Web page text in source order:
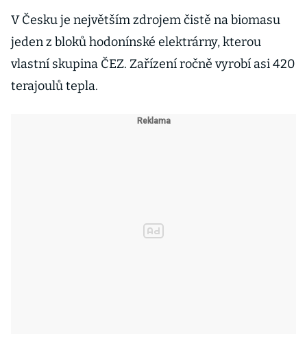
V Česku je největším zdrojem čistě na biomasu
jeden z bloků hodonínské elektrárny, kterou
vlastní skupina ČEZ. Zařízení ročně vyrobí asi 420
terajoulů tepla.